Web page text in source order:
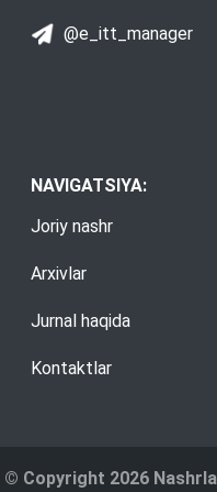
@e_itt_manager
NAVIGATSIYA:
Joriy nashr
Arxivlar
Jurnal haqida
Kontaktlar
© Copyright 2026